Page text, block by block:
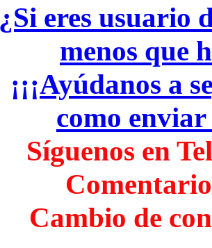
¿Si eres usuario
menos que
¡¡¡Ayúdanos a
como
Síguenos en
Cambio de